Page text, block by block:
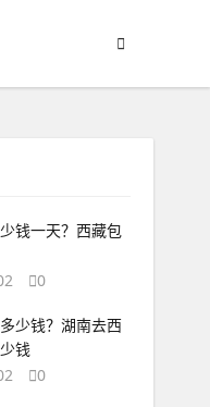
钱一天？西藏包
0
少钱？湖南去西
钱
0